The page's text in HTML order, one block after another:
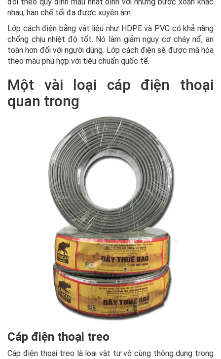
đôi theo quy định màu nhất định với những bước xoắn khác
nhau, hạn chế tối đa được xuyên âm.
Lớp cách điện bằng vật liệu như HDPE và PVC có khả năng
chống chịu nhiệt độ tốt. Nó làm giảm nguy cơ cháy nổ, an
toàn hơn đối với người dùng. Lớp cách điện sẽ được mã hóa
theo màu phù hợp với tiêu chuẩn quốc tế.
Một vài loại cáp điện thoại
quan trong
Cáp điện thoại treo
Cáp điện thoại treo là loại vật tư vô cùng thông dụng trong